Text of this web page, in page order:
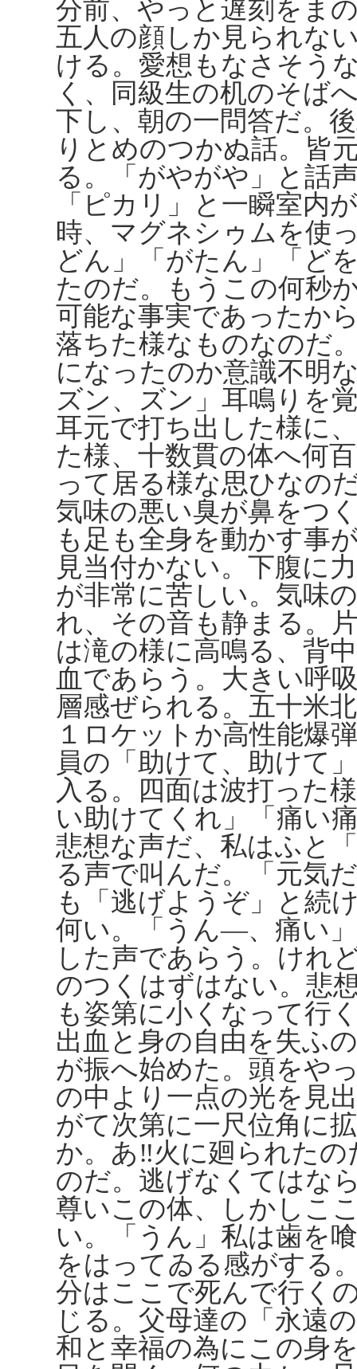
分前、やっと遅刻をま
五人の顔しか見られな
ける。愛想もなさそう
く、同級生の机のそば
下し、朝の一問答だ。
りとめのつかぬ話。皆
る。「がやがや」と話
「ピカリ」と一瞬室内
時、マグネシゥムを使
どん」「がたん」「ど
たのだ。もうこの何秒
可能な事実であったか
落ちた様なものなのだ
になったのか意識不明
ズン、ズン」耳鳴りを
耳元で打ち出した様に
た様、十数貫の体へ何
って居る様な思ひなの
気味の悪い臭が鼻をつ
も足も全身を動かす事
見当付かない。下腹に
が非常に苦しい。気味
れ、その音も静まる。
は滝の様に高鳴る、背
血であらう。大きい呼
層感ぜられる。五十米
１ロケットか高性能爆
員の「助けて、助けて
入る。四面は波打った
い助けてくれ」「痛い
悲想な声だ、私はふと
る声で叫んだ。「元気
も「逃げようぞ」と続
何い。「うん―、痛い
した声であらう。けれ
のつくはずはない。悲
も姿第に小くなって行
出血と身の自由を失ふ
が振へ始めた。頭をや
の中より一点の光を見
がて次第に一尺位角に
か。あ‼火に廻られた
のだ。逃げなくてはな
尊いこの体、しかしこ
い。「うん」私は歯を
をはってゐる感がする
分はここで死んで行く
じる。父母達の「永遠
和と幸福の為にこの身